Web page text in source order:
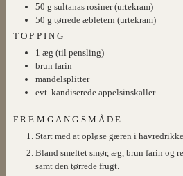
50 g sultanas rosiner (urtekram)
50 g tørrede æbletern (urtekram)
TOPPING
1 æg (til pensling)
brun farin
mandelsplitter
evt. kandiserede appelsinskaller
FREMGANGSMÅDE
Start med at opløse gæren i
Bland smeltet smør, æg, brun farin og
samt den tørrede frugt.